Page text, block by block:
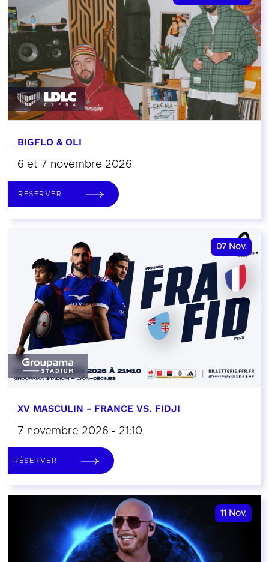
BIGFLO & OLI
6 et 7 novembre 2026
RÉSERVER
07 Nov.
XV MASCULIN - FRANCE VS. FIDJI
7 novembre 2026 - 21:10
RÉSERVER
11 Nov.